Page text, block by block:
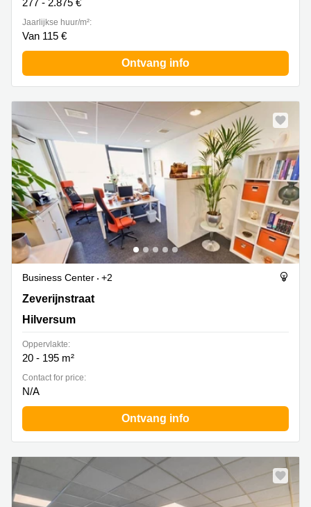
277 - 2.875 €
Jaarlijkse huur/m²:
Van 115 €
Ontvang info
Business Center
+2
Zeverijnstraat 6, Hilversum
Zeverijnstraat
Hilversum
Oppervlakte:
20 - 195 m²
Contact for price:
N/A
Ontvang info